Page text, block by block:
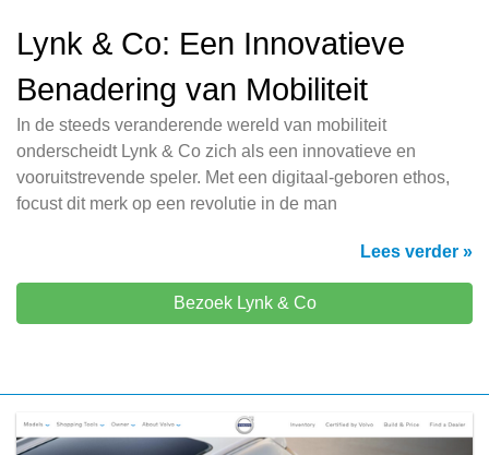
Lynk & Co: Een Innovatieve
Benadering van Mobiliteit
In de steeds veranderende wereld van mobiliteit
onderscheidt Lynk & Co zich als een innovatieve en
vooruitstrevende speler. Met een digitaal-geboren ethos,
focust dit merk op een revolutie in de man
Lees verder »
Bezoek Lynk & Co